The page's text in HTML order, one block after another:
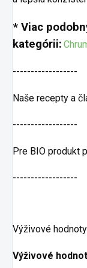
* Viac
kategórii:
------------------
Naše recepty a
------------------
Pre BIO produkt
------------------
Výživové
Výživové